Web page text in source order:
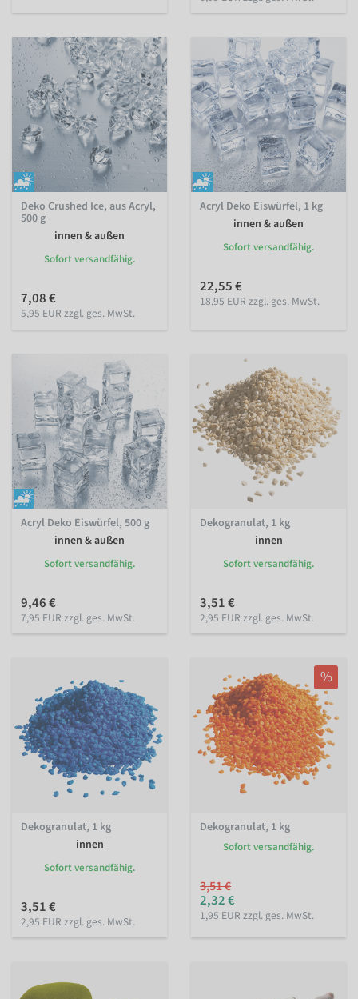
Deko Crushed Ice, aus Acryl,
500 g
innen & außen
Sofort versandfähig.
7,08 €
5,95 EUR zzgl. ges. MwSt.
Acryl Deko Eiswürfel, 1 kg
innen & außen
Sofort versandfähig.
22,55 €
18,95 EUR zzgl. ges. MwSt.
Acryl Deko Eiswürfel, 500 g
innen & außen
Sofort versandfähig.
9,46 €
7,95 EUR zzgl. ges. MwSt.
Dekogranulat, 1 kg
innen
Sofort versandfähig.
3,51 €
2,95 EUR zzgl. ges. MwSt.
Dekogranulat, 1 kg
innen
Sofort versandfähig.
3,51 €
2,95 EUR zzgl. ges. MwSt.
%
Dekogranulat, 1 kg
Sofort versandfähig.
3,51 €
2,32 €
1,95 EUR zzgl. ges. MwSt.